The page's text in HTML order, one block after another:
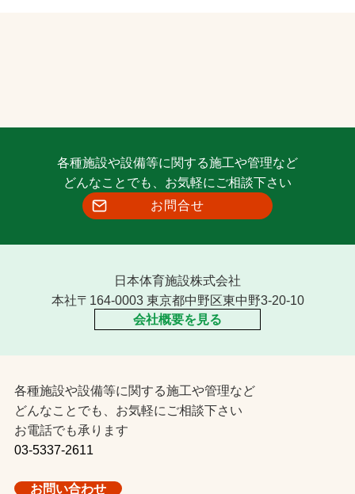
各種施設や設備等に関する施工や管理など
どんなことでも、お気軽にご相談下さい
お問合せ
日本体育施設株式会社
本社〒164-0003 東京都中野区東中野3-20-10
会社概要を見る
各種施設や設備等に関する施工や管理など
どんなことでも、お気軽にご相談下さい
お電話でも承ります
03-5337-2611
お問い合わせ